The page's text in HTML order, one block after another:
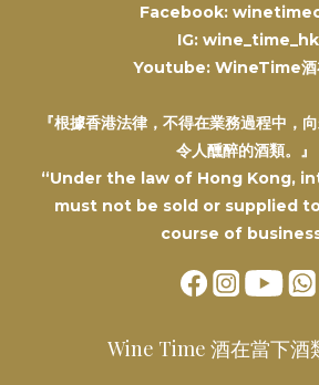
Facebook:
IG: wine_time_hk
Youtube: WineTime酒
『根據香港法律，不得在業務過程中，
令人醺醉的酒類。』
“Under the law of Hong Kong,
must not be sold or supplied
course of
Wine Time 酒在當下酒